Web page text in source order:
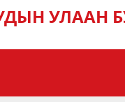
УЛААН